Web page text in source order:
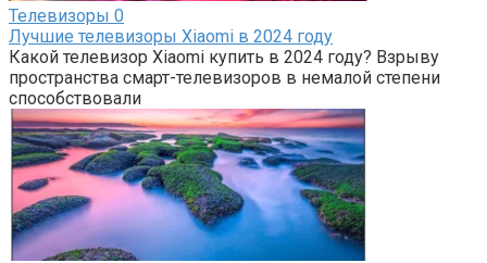
Телевизоры 0
Лучшие телевизоры Xiaomi в 2024 году
Какой телевизор Xiaomi купить в 2024 году? Взрыву
пространства смарт-телевизоров в немалой степени
способствовали